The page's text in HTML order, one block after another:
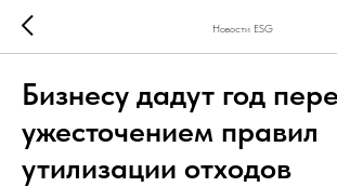
Новости ESG
Бизнесу дадут год
ужесточением правил
утилизации отходов